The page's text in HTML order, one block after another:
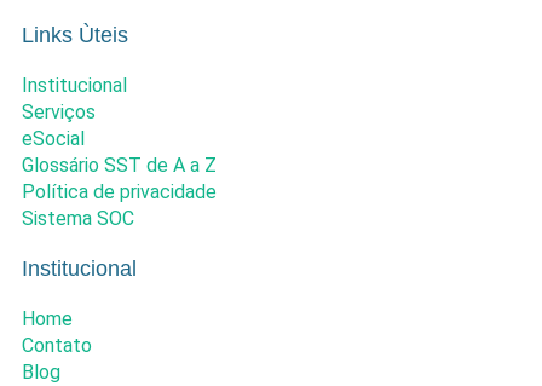
Links Ùteis
Institucional
Serviços
eSocial
Glossário SST de A a Z
Política de privacidade
Sistema SOC
Institucional
Home
Contato
Blog